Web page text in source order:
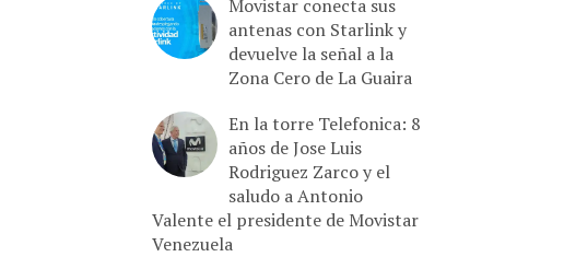
Movistar conecta sus
antenas con Starlink y
devuelve la señal a la
Zona Cero de La Guaira
En la torre Telefonica: 8
años de Jose Luis
Rodriguez Zarco y el
saludo a Antonio
Valente el presidente de Movistar
Venezuela